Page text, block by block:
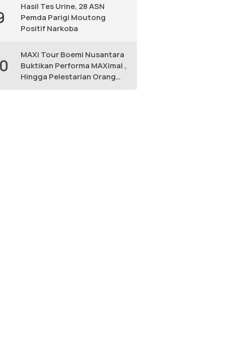
Hasil Tes Urine, 28 ASN
Pemda Parigi Moutong
Positif Narkoba
MAXi Tour Boemi Nusantara
Buktikan Performa MAXimal ,
Hingga Pelestarian Orang